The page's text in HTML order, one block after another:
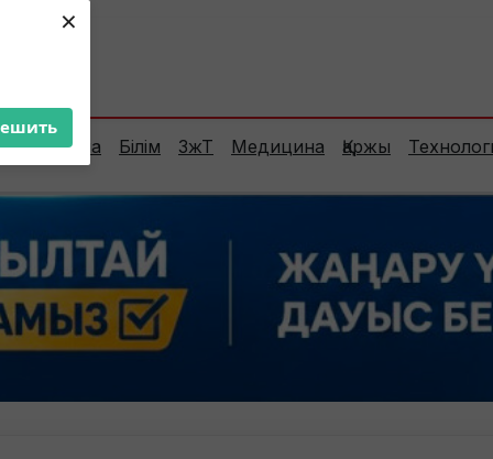
×
Сараптама Білім ЗжТ Медицина Қаржы